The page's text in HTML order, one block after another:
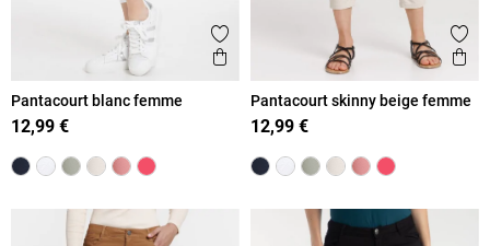
Ajouter aux favoris
Aperçu rapide
Pantacourt blanc femme
12,99 €
Pantacourt skinny beige femme
12,99 €